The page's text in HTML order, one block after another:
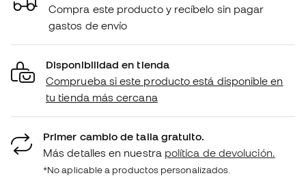
Compra este producto y recíbelo sin pagar
gastos de envío
Disponibilidad en tienda
Comprueba si este producto está disponible en
tu tienda más cercana
Primer cambio de talla gratuito.
Más detalles en nuestra política de devolución.
*No aplicable a productos personalizados.